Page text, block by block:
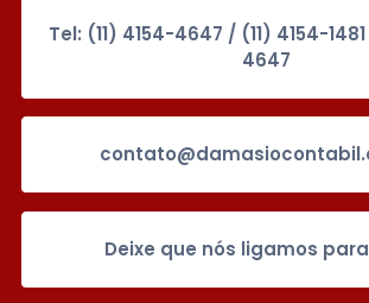
Tel: (11) 4154-4647 / (11) 4154-
4647
Deixe que nós ligamos